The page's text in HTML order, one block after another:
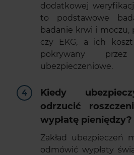
dodatkowej
to podstawowe
badanie krwi i moczu,
czy EKG, a ich
pokrywany przez
ubezpieczeniowe.
Kiedy
odrzucić
wypłatę pieniędzy?
Zakład ubezpieczeń
odmówić wypłaty